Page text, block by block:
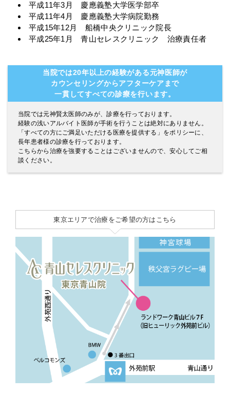
平成11年3月 慶應義塾大学医学部卒
平成11年4月 慶應義塾大学病院勤務
平成15年12月 船橋中央クリニック院長
平成25年1月 青山セレスクリニック 治療責任者
当院では20年以上の経験がある元神医師が
カウンセリングからアフターケアまで
一貫してすべての診療を行います。
当院では元神賢太医師のみが、診療を行っております。
経験の浅いアルバイト医師が手術を行うことは絶対にありません。
「すべての方にご満足いただける医療を提供する」をポリシーに、
長年患者様の診療を行っております。
こちらから治療を強要することはございませんので、安心してご相
談ください。
東京エリアで治療をご希望の方はこちら